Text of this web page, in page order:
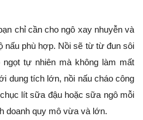
chỉ cần cho ngô xay nhuyễn và
nấu phù hợp. Nồi sẽ từ từ đun sôi
tự nhiên mà không làm mất
dung tích lớn, nồi nấu cháo công
lít sữa đậu hoặc sữa ngô mỗi
doanh quy mô vừa và lớn.